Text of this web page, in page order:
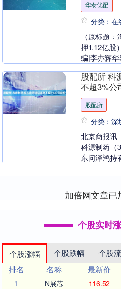
华泰优配
分类：在
（原标题
押1.12亿股
编|李亦辉
股配所 科
不超3%公
股配所
分类：深
北京商报讯
科源制药（
东问泽鸿持
加倍网文章已
个股实时
个股涨幅 个股跌幅 个股
排名
名称 最新价
1
N展芯 116.52